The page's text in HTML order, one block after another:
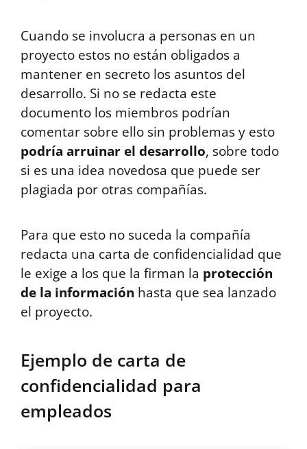
Cuando se involucra a personas en un
proyecto estos no están obligados a
mantener en secreto los asuntos del
desarrollo. Si no se redacta este
documento los miembros podrían
comentar sobre ello sin problemas y esto
podría arruinar el desarrollo, sobre todo
si es una idea novedosa que puede ser
plagiada por otras compañías.
Para que esto no suceda la compañía
redacta una carta de confidencialidad que
le exige a los que la firman la protección
de la información hasta que sea lanzado
el proyecto.
Ejemplo de carta de
confidencialidad para
empleados